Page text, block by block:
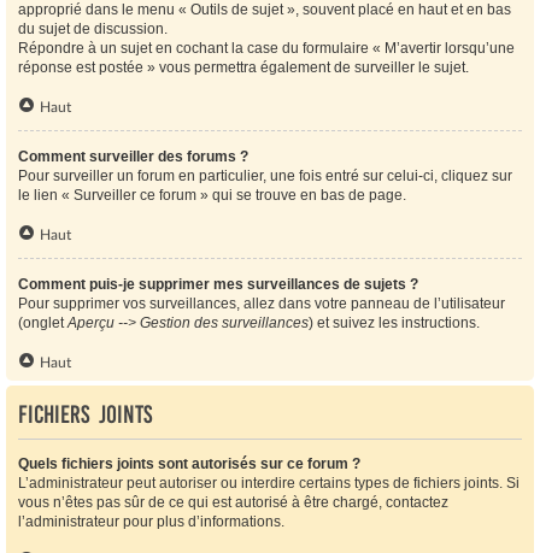
approprié dans le menu « Outils de sujet », souvent placé en haut et en bas
du sujet de discussion.
Répondre à un sujet en cochant la case du formulaire « M’avertir lorsqu’une
réponse est postée » vous permettra également de surveiller le sujet.
Haut
Comment surveiller des forums ?
Pour surveiller un forum en particulier, une fois entré sur celui-ci, cliquez sur
le lien « Surveiller ce forum » qui se trouve en bas de page.
Haut
Comment puis-je supprimer mes surveillances de sujets ?
Pour supprimer vos surveillances, allez dans votre panneau de l’utilisateur
(ongletAperçu --> Gestion des surveillances) et suivez les instructions.
Haut
Fichiers joints
Quels fichiers joints sont autorisés sur ce forum ?
L’administrateur peut autoriser ou interdire certains types de fichiers joints. Si
vous n’êtes pas sûr de ce qui est autorisé à être chargé, contactez
l’administrateur pour plus d’informations.